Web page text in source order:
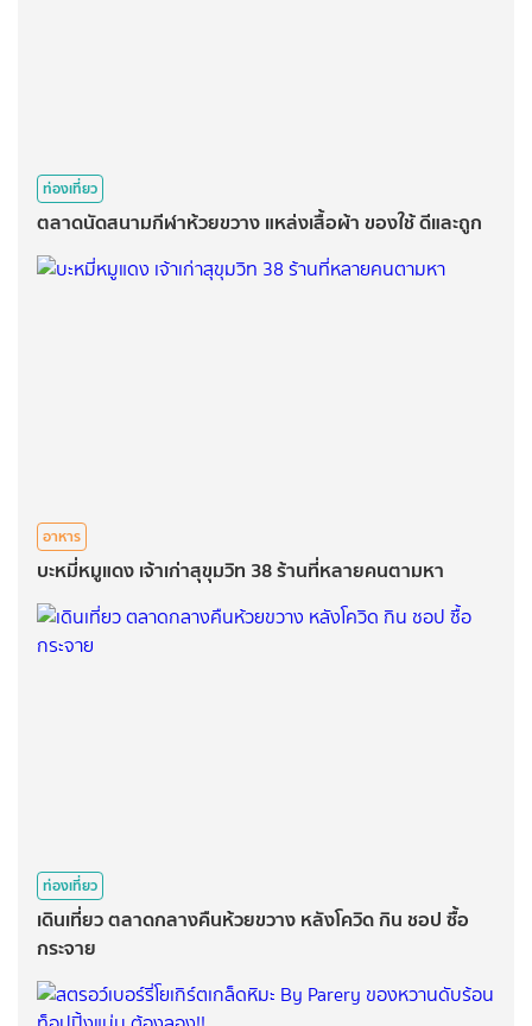
ท่องเที่ยว
ตลาดนัดสนามกีฬาห้วยขวาง แหล่งเสื้อผ้า ของใช้ ดีและถูก
อาหาร
บะหมี่หมูแดง เจ้าเก่าสุขุมวิท 38 ร้านที่หลายคนตามหา
ท่องเที่ยว
เดินเที่ยว ตลาดกลางคืนห้วยขวาง หลังโควิด กิน ชอป ซื้อ
กระจาย